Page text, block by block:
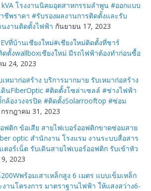
โรงงานนิคมอุตสาหกรรมลำพูน #ออกแบบ
ชีพราคา #รับรองผลงานการติดตั้งและรับ
งานติดตั้งไฟฟ้า กันยายน 17, 2023
ที่บ้านเชียงใหม่#เชียงใหม่ติดตั้งที่ชาร์
ตั้งwallboxเชียงใหม่ มีรถไฟฟ้าต้องทำก่อนซื้อ
24, 2023
หมาก่อสร้าง บริการมากมาย รับเหมาก่อสร้าง
นFiberOptic #ติดตั้งโซล่าเซลล์ #ช่างไฟฟ้า
ล้องวงจรปิด #ติดตั้งSolarrooftop #ซ่อม
กรกฎาคม 31, 2023
ฟติก ข้อเสีย สายไฟเบอร์ออฟติกขาดซ่อมสาย
optic สำนักงาน โรงแรม งานระบบสื่อสาร
ตอร์เน็ต รับเดินสายไฟเบอร์ออฟติก รับเข้าหัว
2023
พร้อมเสาเหล็กสูง 6 เมตร แบบเข็มเหล็ก
านโครงการ มาตราฐานไฟฟ้า ให้แสงสว่าง6-